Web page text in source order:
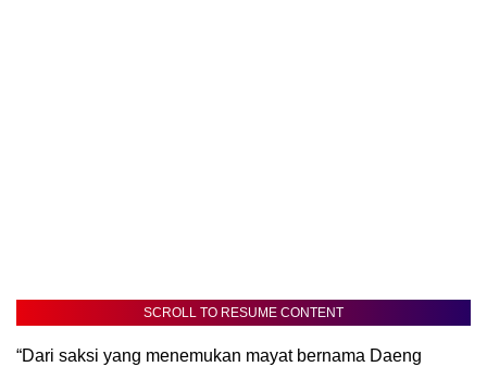
SCROLL TO RESUME CONTENT
“Dari saksi yang menemukan mayat bernama Daeng